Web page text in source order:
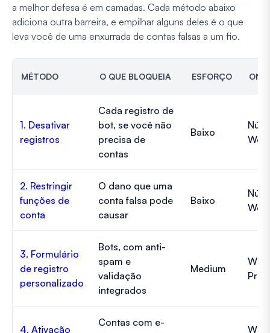
a melhor defesa é em camadas. Cada método abaixo
adiciona outra barreira, e empilhar alguns deles é o que
leva você de uma enxurrada de contas falsas a um fio.
MÉTODO O QUE BLOQUEIA ESFORÇO
1. Desativar
registros
Cada registro de
bot, se você não
precisa de
contas
Baixo
2. Restringir
funções de
conta
O dano que uma
conta falsa pode
causar
Baixo
3. Formulário
de registro
personalizado
Bots, com anti-
spam e
validação
integrados
Medium
Pro
4. Ativação
Contas com e-